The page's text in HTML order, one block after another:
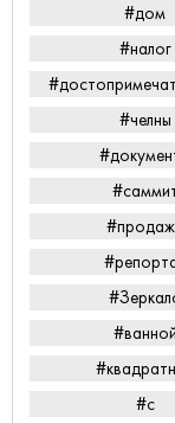
#дом
#налог
#челны
#ванной
#с